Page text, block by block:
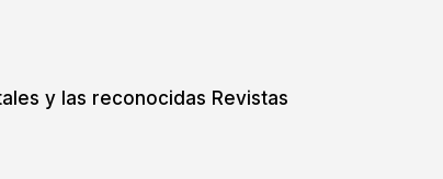
y las reconocidas Revistas